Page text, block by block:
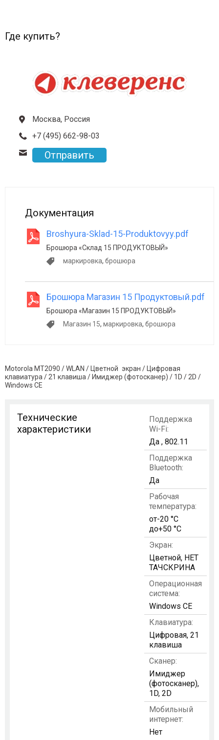
Где купить?
Москва, Россия
+7 (495) 662-98-03
Отправить
Документация
Broshyura-Sklad-15-Produktovyy.pdf
Брошюра «Склад 15 ПРОДУКТОВЫЙ»
маркировка, брошюра
Брошюра Магазин 15 Продуктовый.pdf
Брошюра «Магазин 15 ПРОДУКТОВЫЙ»
Магазин 15, маркировка, брошюра
Motorola MT2090 / WLAN / Цветной экран / Цифровая
клавиатура / 21 клавиша / Имиджер (фотосканер) / 1D / 2D /
Windows CE
Технические
характеристики
Поддержка
Wi-Fi:
Да , 802.11
Поддержка
Bluetooth:
Да
Рабочая
температура:
от-20 °C
до+50 °C
Экран:
Цветной, НЕТ
ТАЧСКРИНА
Операционная
система:
Windows CE
Клавиатура:
Цифровая, 21
клавиша
Сканер:
Имиджер
(фотосканер),
1D, 2D
Мобильный
интернет:
Нет